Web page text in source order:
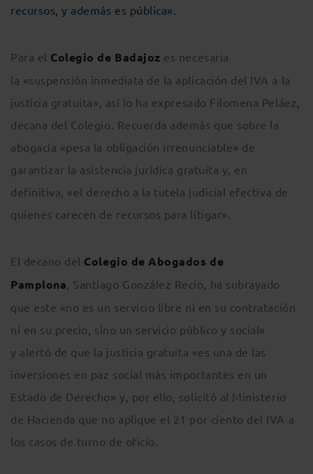
recursos, y además es pública».
Para el Colegio de Badajoz es necesaria
la «suspensión inmediata de la aplicación del IVA a la
justicia gratuita», así lo ha expresado Filomena Peláez,
decana del Colegio. Recuerda además que sobre la
abogacía «pesa la obligación irrenunciable» de
garantizar la asistencia jurídica gratuita y, en
definitiva, «el derecho a la tutela judicial efectiva de
quienes carecen de recursos para litigar».
El decano del Colegio de Abogados de
Pamplona, Santiago González Recio, ha subrayado
que este «no es un servicio libre ni en su contratación
ni en su precio, sino un servicio público y social»
y alertó de que la justicia gratuita «es una de las
inversiones en paz social más importantes en un
Estado de Derecho» y, por ello, solicitó al Ministerio
de Hacienda que no aplique el 21 por ciento del IVA a
los casos de turno de oficio.